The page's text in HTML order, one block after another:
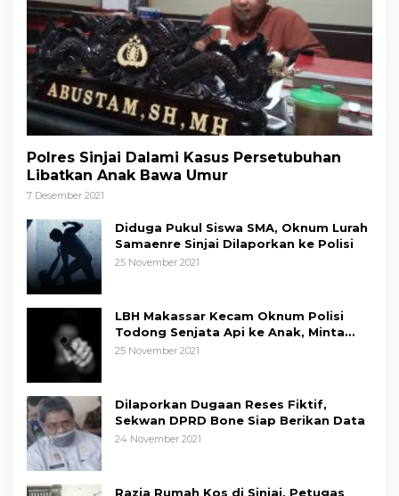
Polres Sinjai Dalami Kasus Persetubuhan
Libatkan Anak Bawa Umur
7 Desember 2021
Diduga Pukul Siswa SMA, Oknum Lurah
Samaenre Sinjai Dilaporkan ke Polisi
25 November 2021
LBH Makassar Kecam Oknum Polisi
Todong Senjata Api ke Anak, Minta
Kapolda Sulsel Tindak Tegas
25 November 2021
Dilaporkan Dugaan Reses Fiktif,
Sekwan DPRD Bone Siap Berikan Data
24 November 2021
Razia Rumah Kos di Sinjai, Petugas